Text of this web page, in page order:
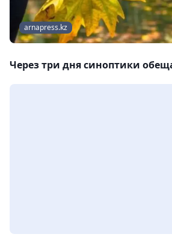
arnapress.kz
Через три дня синоптики